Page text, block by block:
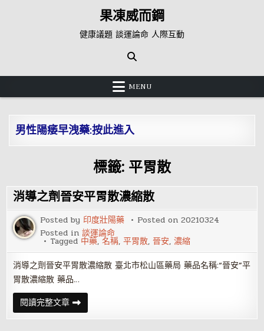
果凍威而鋼
健康議題 談運論命 人際互動
MENU
男性陽痿早洩藥:按此進入
標籤: 平胃散
消導之劑晉安平胃散濃縮散
Posted by 印度壯陽藥 Posted on20210324
Posted in談運論命
Tagged 中藥,名稱,平胃散,晉安,濃縮
消導之劑晉安平胃散濃縮散 臺北市松山區藥局 藥品名稱:“晉安”平
胃散濃縮散 藥品…
閱讀完整文章消
導
之